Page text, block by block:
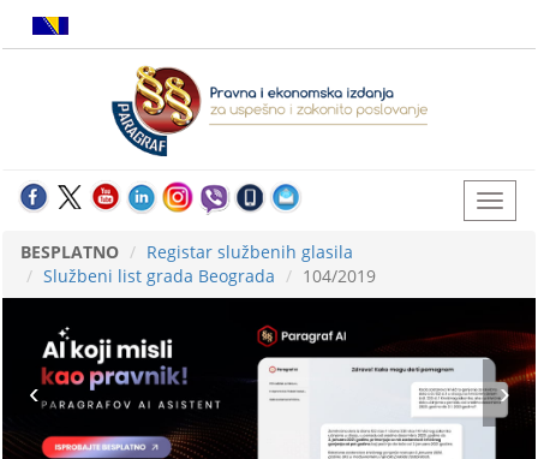
BESPLATNO
Registar službenih glasila
Službeni list grada Beograda
104/2019